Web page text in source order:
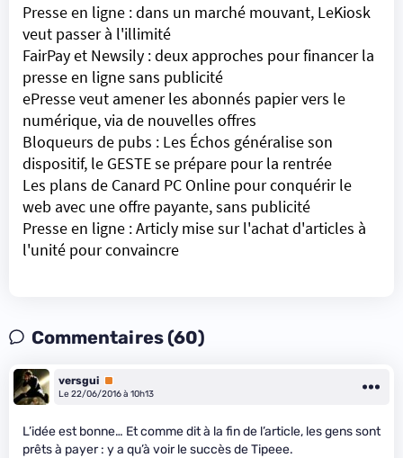
Presse en ligne : dans un marché mouvant, LeKiosk
veut passer à l'illimité
FairPay et Newsily : deux approches pour financer la
presse en ligne sans publicité
ePresse veut amener les abonnés papier vers le
numérique, via de nouvelles offres
Bloqueurs de pubs : Les Échos généralise son
dispositif, le GESTE se prépare pour la rentrée
Les plans de Canard PC Online pour conquérir le
web avec une offre payante, sans publicité
Presse en ligne : Articly mise sur l'achat d'articles à
l'unité pour convaincre
Commentaires (60)
versgui Premium
Le 22/06/2016 à 10h13
L’idée est bonne… Et comme dit à la fin de l’article, les gens sont
prêts à payer : y a qu’à voir le succès de Tipeee.